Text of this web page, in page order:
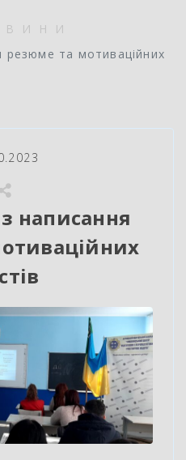
резюме та мотиваційних
написання